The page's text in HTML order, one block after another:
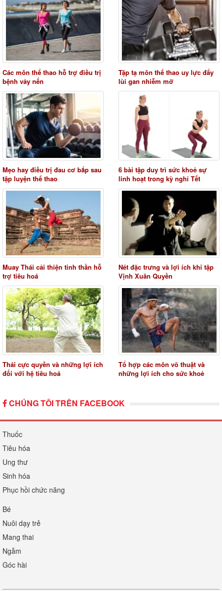
Các môn thể thao hỗ trợ điều trị
bệnh vảy nến
Tập tạ môn thể thao uy lực đẩy
lùi gan nhiễm mỡ
Mẹo hay điều trị đau cơ bắp sau
tập luyện thể thao
6 bài tập duy trì sức khoẻ sự
linh hoạt trong kỳ nghỉ Tết
Muay Thái cải thiện tinh thần hỗ
trợ tiêu hoá
Nét đặc trưng và lợi ích khi tập
Vịnh Xuân Quyền
Thái cực quyền và những lợi ích
đối với hệ tiêu hoá
Tổ hợp các môn võ thuật và
những lợi ích cho sức khoẻ
CHÚNG TÔI TRÊN FACEBOOK
Thuốc
Tiêu hóa
Ung thư
Sinh hóa
Phục hồi chức năng
Bé
Nuôi dạy trẻ
Mang thai
Ngẫm
Góc hài